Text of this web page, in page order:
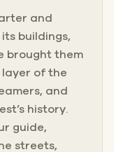
and
buildings,
brought them
layer of the
and
history.
guide,
streets,